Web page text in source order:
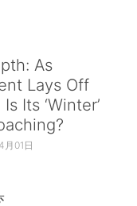
As
Lays Off
Its ‘Winter’
月01日